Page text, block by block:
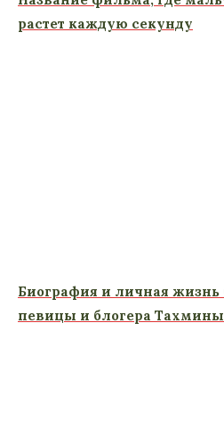
растет каждую секунду
Биография и личная жизнь
певицы и блогера